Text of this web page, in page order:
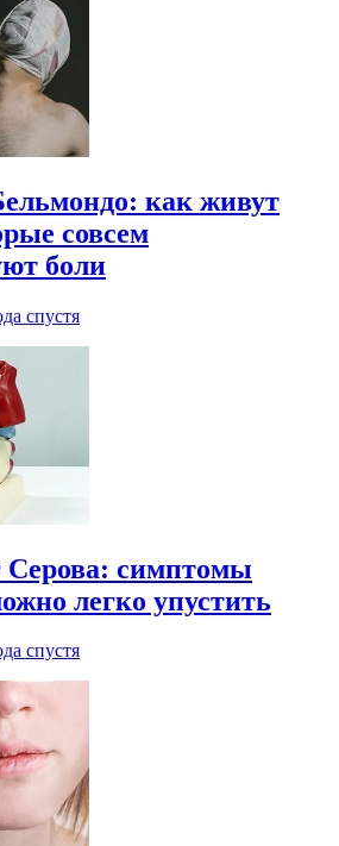
как живут
совсем
боли
спустя
Серова: симптомы
легко упустить
спустя